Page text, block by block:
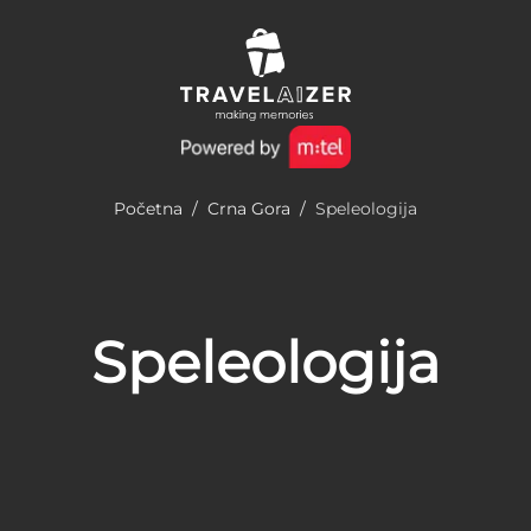
Početna / Crna Gora / Speleologija
Speleologija